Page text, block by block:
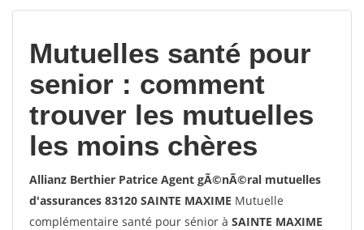
Mutuelles santé pour
senior : comment
trouver les mutuelles
les moins chères
Allianz Berthier Patrice Agent gÃ©nÃ©ral mutuelles
d'assurances 83120 SAINTE MAXIME Mutuelle
complémentaire santé pour sénior à SAINTE MAXIME